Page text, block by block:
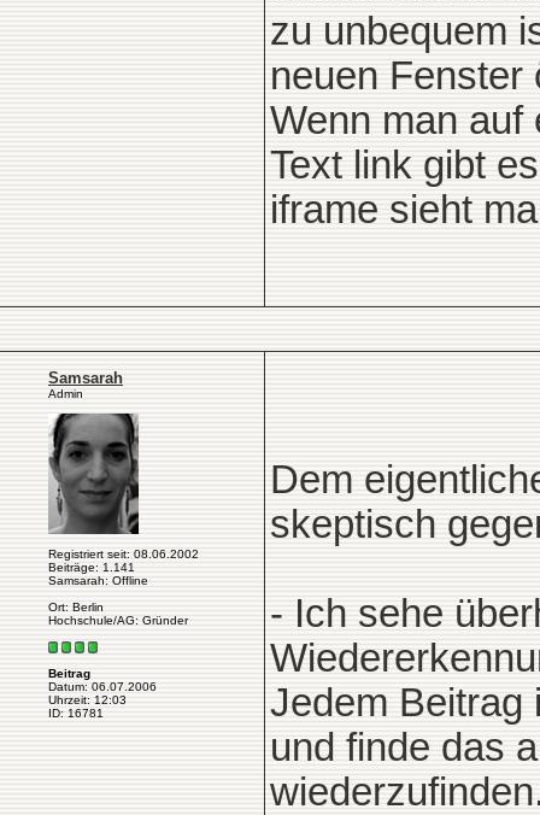
zu unbequem
neuen Fenster
Wenn man auf
Text link gibt
iframe sieht
Samsarah
Admin
Registriert seit: 08.06.2002
Beiträge: 1.141
Samsarah: Offline
Ort: Berlin
Hochschule/AG: Gründer
Beitrag
Datum: 06.07.2006
Uhrzeit: 12:03
ID: 16781
Dem
skeptisch
- Ich sehe
Jedem Beitrag
und finde das